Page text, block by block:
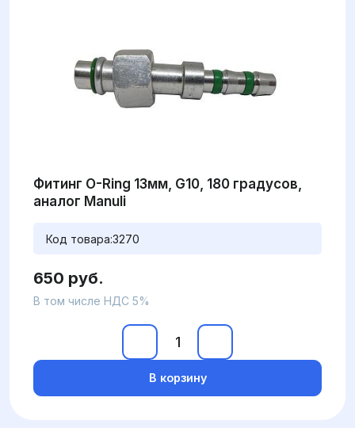
Фитинг O-Ring 13мм, G10, 180 градусов,
аналог Manuli
Код товара:3270
650 руб.
В том числе НДС 5%
В корзину